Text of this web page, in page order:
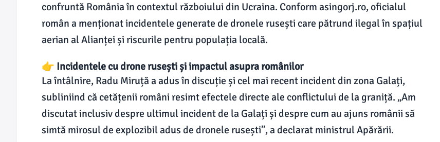
confruntă România în contextul războiului din Ucraina. Conform asingorj.ro, oficialul
român a menționat incidentele generate de dronele rusești care pătrund ilegal în spațiul
aerian al Alianței și riscurile pentru populația locală.
👉 Incidentele cu drone rusești și impactul asupra românilor
La întâlnire, Radu Miruță a adus în discuție și cel mai recent incident din zona Galați,
subliniind că cetățenii români resimt efectele directe ale conflictului de la graniță. „Am
discutat inclusiv despre ultimul incident de la Galați și despre cum au ajuns românii să
simtă mirosul de explozibil adus de dronele rusești”, a declarat ministrul Apărării.